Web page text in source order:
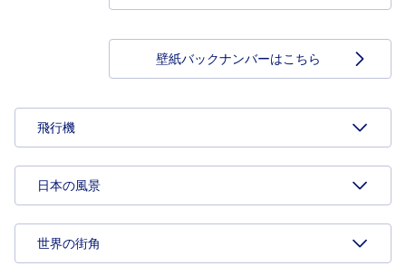
壁紙バックナンバーはこちら
飛行機
日本の風景
世界の街角